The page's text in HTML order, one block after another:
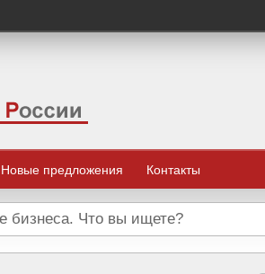
Новые предложения Контакты